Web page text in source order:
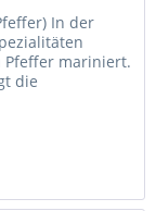
In der
Pfeffer mariniert.
die